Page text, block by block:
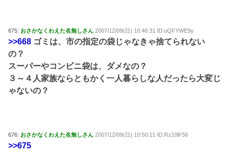
675: おさかなくわえた名無しさん 2007/12/09(日) 10:46:31 ID:uQFYWE9y
>>668 ゴミは、市の指定の袋じゃなきゃ捨てられない
の？
スーパーやコンビニ袋は、ダメなの？
３～４人家族ならともかく一人暮らしな人だったら大変じ
ゃないの？
676: おさかなくわえた名無しさん 2007/12/09(日) 10:50:11 ID:Rz10lF56
>>675